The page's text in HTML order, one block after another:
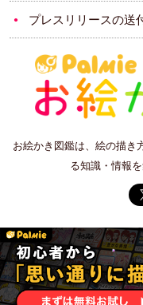
プレスリリースの送
お絵かき図鑑は、絵の描き
る知識・情報